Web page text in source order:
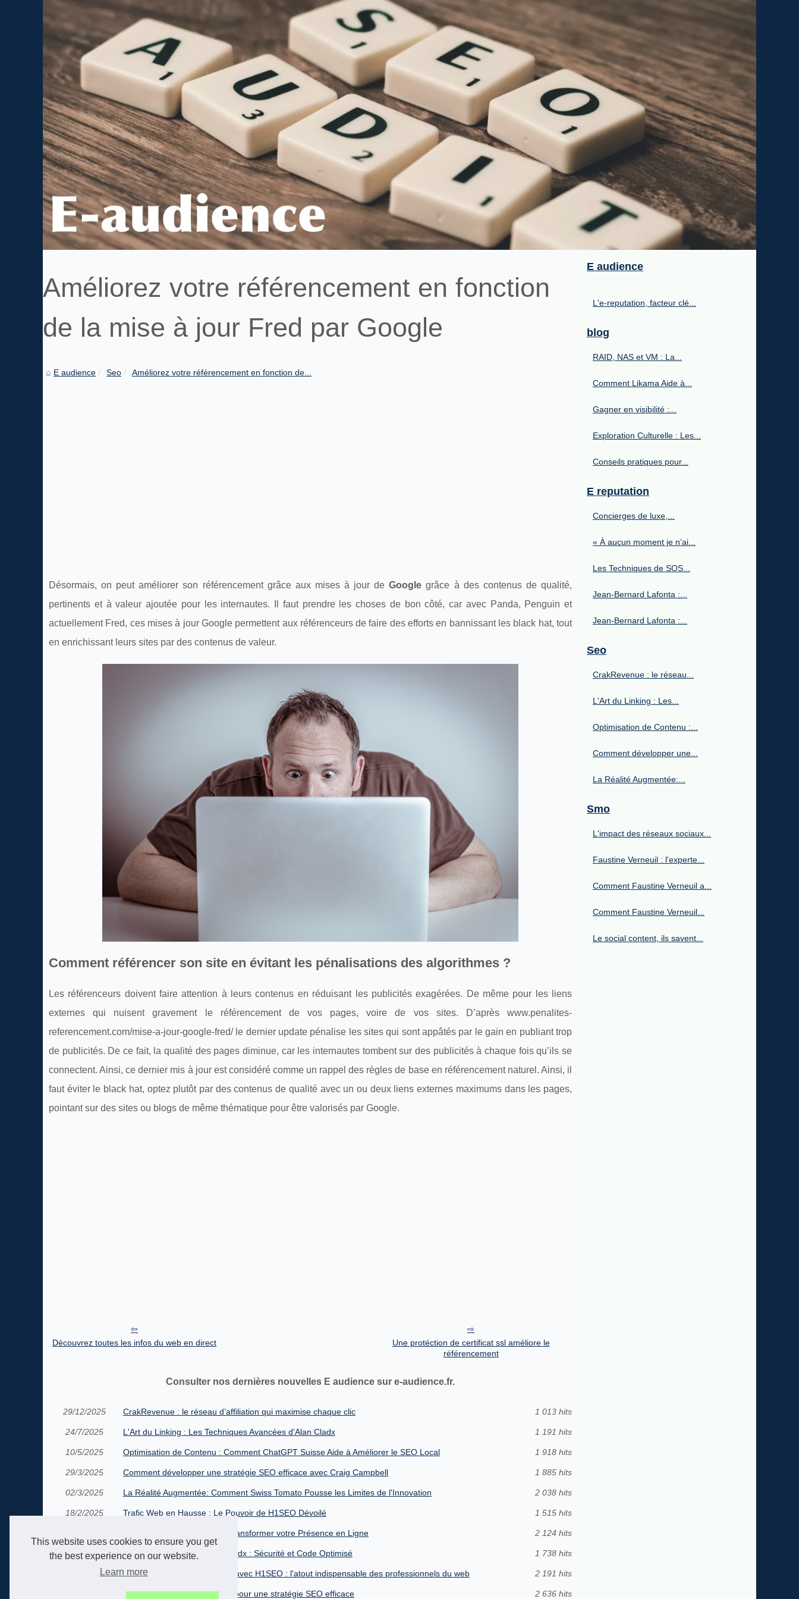
This website uses cookies to ensure you get
the best experience on our website.
Learn more
Améliorez votre référencement en fonction
de la mise à jour Fred par Google
E audience Seo Améliorez votre référencement en fonction de...
Désormais, on peut améliorer son référencement grâce aux mises à jour deGoogle grâce à des contenus de qualité,
pertinents et à valeur ajoutée pour les internautes. Il faut prendre les choses de bon côté, car avec Panda, Penguin et
actuellement Fred, ces mises à jour Google permettent aux référenceurs de faire des efforts en bannissant les black hat, tout
en enrichissant leurs sites par des contenus de valeur.
Comment référencer son site en évitant les pénalisations des algorithmes ?
Les référenceurs doivent faire attention à leurs contenus en réduisant les publicités exagérées. De même pour les liens
externes qui nuisent gravement le référencement de vos pages, voire de vos sites. D’après www.penalites-
referencement.com/mise-a-jour-google-fred/ le dernier update pénalise les sites qui sont appâtés par le gain en publiant trop
de publicités. De ce fait, la qualité des pages diminue, car les internautes tombent sur des publicités à chaque fois qu’ils se
connectent. Ainsi, ce dernier mis à jour est considéré comme un rappel des règles de base en référencement naturel. Ainsi, il
faut éviter le black hat, optez plutôt par des contenus de qualité avec un ou deux liens externes maximums dans les pages,
pointant sur des sites ou blogs de même thématique pour être valorisés par Google.
Découvrez toutes les infos du web en direct
Une protéction de certificat ssl améliore le
référencement
Consulter nos dernières nouvelles E audience sur e-audience.fr.
29/12/2025 CrakRevenue : le réseau d’affiliation qui maximise chaque clic 1 013 hits
24/7/2025 L'Art du Linking : Les Techniques Avancées d'Alan Cladx 1 191 hits
10/5/2025 Optimisation de Contenu : Comment ChatGPT Suisse Aide à Améliorer le SEO Local 1 918 hits
29/3/2025 Comment développer une stratégie SEO efficace avec Craig Campbell 1 885 hits
02/3/2025 La Réalité Augmentée: Comment Swiss Tomato Pousse les Limites de l'Innovation 2 038 hits
18/2/2025 Trafic Web en Hausse : Le Pouvoir de H1SEO Dévoilé 1 515 hits
Comment les PBN Peuvent Transformer votre Présence en Ligne 2 124 hits
14/11/2024 L'Éthique de Travail d'Alan Cladx : Sécurité et Code Optimisé 1 738 hits
09/6/2024 Boostez votre référencement avec H1SEO : l'atout indispensable des professionnels du web 2 191 hits
H1seo : l'outil incontournable pour une stratégie SEO efficace 2 636 hits
E audience
L'e-reputation, facteur clé...
blog
RAID, NAS et VM : La...
Comment Likama Aide à...
Gagner en visibilité :...
Exploration Culturelle : Les...
Conseils pratiques pour...
E reputation
Concierges de luxe,...
« À aucun moment je n’ai...
Les Techniques de SOS...
Jean-Bernard Lafonta :...
Jean-Bernard Lafonta :...
Seo
CrakRevenue : le réseau...
L'Art du Linking : Les...
Optimisation de Contenu :...
Comment développer une...
La Réalité Augmentée:...
Smo
L'impact des réseaux sociaux...
Faustine Verneuil : l'experte...
Comment Faustine Verneuil a...
Comment Faustine Verneuil...
Le social content, ils savent...